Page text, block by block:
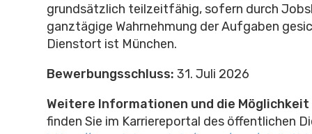
grundsätzlich teilzeitfähig, sofern durch
ganztägige Wahrnehmung der Aufgaben
Dienstort ist München.
Bewerbungsschluss: 31. Juli 2026
Weitere Informationen und die
finden Sie im Karriereportal des öffentlichen